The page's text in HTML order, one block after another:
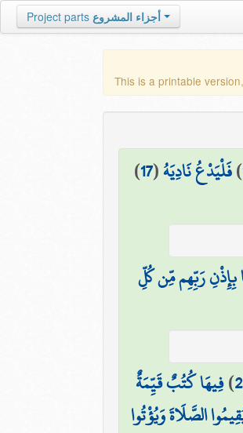
Project parts أجزاء المشروع
This is a printable
)فَلْيَدْعُ نَادِيَهُ(
17
)
بِإِذْنِ رَبِّهِم مِّن كُلِّ
2
)فِيهَا كُتُبٌ قَيِّمَةٌ
الصَّلَاةَ وَيُؤْتُوا